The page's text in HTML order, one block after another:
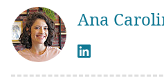
Ana